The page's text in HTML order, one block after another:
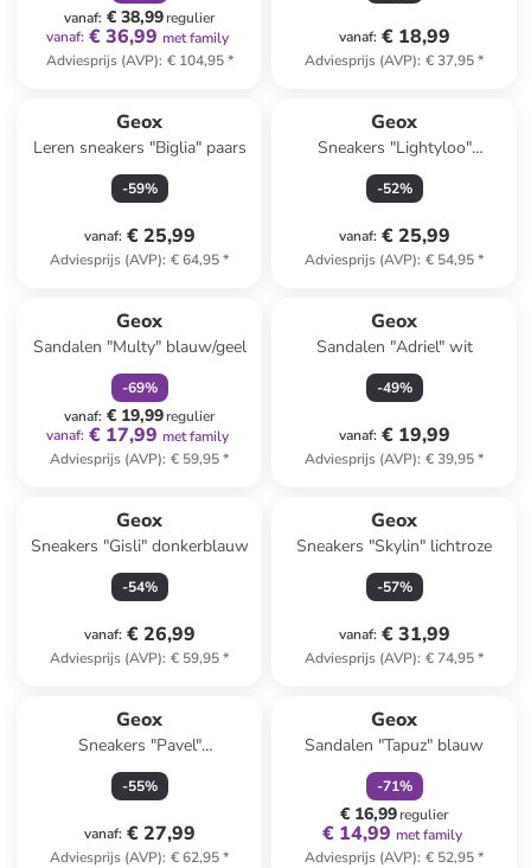
vanaf: € 38,99regulier
vanaf: € 36,99 met family
Adviesprijs (AVP): € 104,95*
vanaf: € 18,99
Adviesprijs (AVP): € 37,95*
Geox
Leren sneakers "Biglia" paars
-59%
vanaf: € 25,99
Adviesprijs (AVP): € 64,95*
Geox
Sneakers "Lightyloo"
donkerblauw
-52%
vanaf: € 25,99
Adviesprijs (AVP): € 54,95*
Geox
Sandalen "Multy" blauw/geel
-69%
vanaf: € 19,99regulier
vanaf: € 17,99 met family
Adviesprijs (AVP): € 59,95*
Geox
Sandalen "Adriel" wit
-49%
vanaf: € 19,99
Adviesprijs (AVP): € 39,95*
Geox
Sneakers "Gisli" donkerblauw
-54%
vanaf: € 26,99
Adviesprijs (AVP): € 59,95*
Geox
Sneakers "Skylin" lichtroze
-57%
vanaf: € 31,99
Adviesprijs (AVP): € 74,95*
Geox
Sneakers "Pavel"
paars/turquoise
-55%
vanaf: € 27,99
Adviesprijs (AVP): € 62,95*
Geox
Sandalen "Tapuz" blauw
-71%
€ 16,99regulier
€ 14,99 met family
Adviesprijs (AVP): € 52,95*